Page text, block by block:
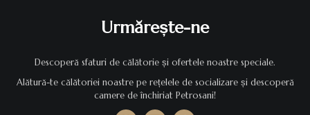
Urmărește-ne
Descoperă sfaturi de călătorie și ofertele noastre speciale.
Alătură-te călătoriei noastre pe rețelele de socializare și descoperă
camere de închiriat Petrosani!